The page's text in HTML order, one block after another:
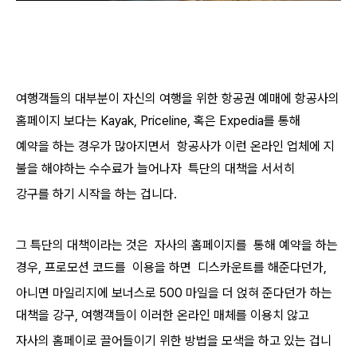
여행객들의 대부분이 자신의 여행을 위한 항공권 예매에 항공사의
홈페이지 보다는 Kayak, Priceline, 혹은 Expedia를 통해
예약을 하는 경우가 많아지면서 항공사가 이런 온라인 업체에 지
불을 해야하는 수수료가 늘어나자 특단의 대책을 서서히
강구를 하기 시작을 하는 겁니다.
그 특단의 대책이라는 것은 자사의 홈페이지를 통해 예약을 하는
경우, 프로모션 코드를 이용을 하면 디스카운트를 해준다던가,
아니면 마일리지에 보너스로 500 마일을 더 얹혀 준다던가 하는
대책을 강구, 여행객들이 이러한 온라인 매체를 이용치 않고
자사의 홈페이로 끌어들이기 위한 방법을 모색을 하고 있는 겁니